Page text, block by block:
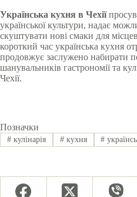
Українська кухня в Чехії
української культури, надає
скуштувати нові смаки для
короткий час українська кухня
продовжує заслужено набирати
шанувальників гастрономії та
Чехії.
Позначки
#кулінарія #кухня #